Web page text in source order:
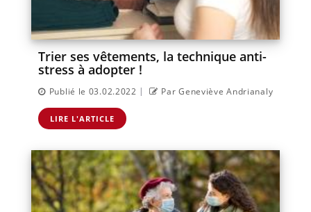
Trier ses vêtements, la technique anti-
stress à adopter !
Publié le 03.02.2022 | Par Geneviève Andrianaly
LIRE L'ARTICLE